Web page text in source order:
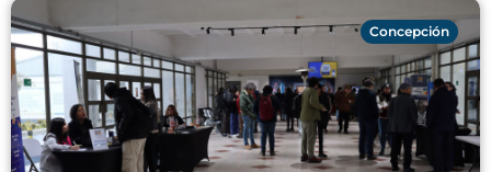
Concepción